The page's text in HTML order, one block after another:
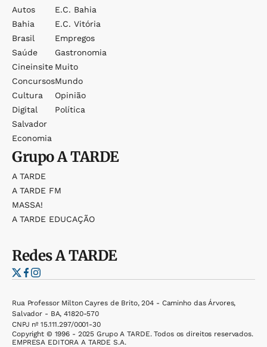
Autos
Bahia
Brasil
Saúde
Cineinsite
Concursos
Cultura
Digital
Salvador
Economia
E.c. Bahia
E.c. Vitória
Empregos
Gastronomia
Muito
Mundo
Opinião
Política
GrupoA TARDE
A TARDE
A TARDE FM
MASSA!
A TARDE EDUCAÇÃO
RedesA TARDE
Rua Professor Milton Cayres de Brito, 204 - Caminho das Árvores,
Salvador - BA, 41820-570
CNPJ nº 15.111.297/0001-30
Copyright © 1996 - 2025 Grupo A TARDE. Todos os direitos reservados.
EMPRESA EDITORA A TARDE S.A.